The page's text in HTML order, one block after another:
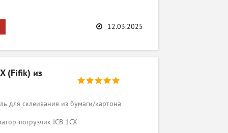
12.03.2025
(Fifik) из
для склеивания из бумаги/картона
погрузчик JCB 1CX